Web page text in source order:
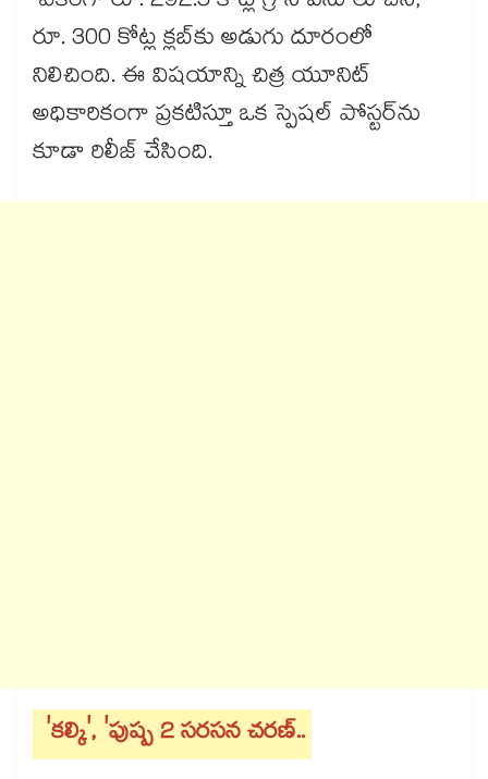
రూ. 300 కోట్ల క్లబ్‌కు అడుగు దూరంలో
నిలిచింది. ఈ విషయాన్ని చిత్ర యూనిట్
అధికారికంగా ప్రకటిస్తూ ఒక స్పెషల్ పోస్టర్‌ను
కూడా రిలీజ్ చేసింది.
'కల్కి', 'పుష్ప 2 సరసన చరణ్..